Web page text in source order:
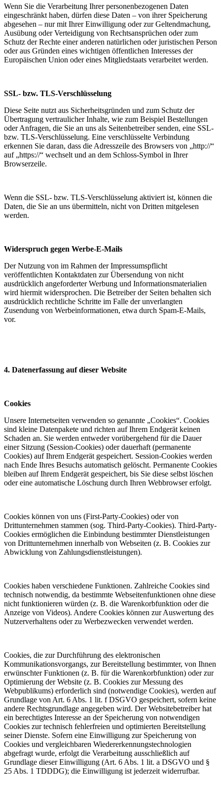
Wenn Sie die Verarbeitung Ihrer personenbezogenen Daten
eingeschränkt haben, dürfen diese Daten – von ihrer Speicherung
abgesehen – nur mit Ihrer Einwilligung oder zur Geltendmachung,
Ausübung oder Verteidigung von Rechtsansprüchen oder zum
Schutz der Rechte einer anderen natürlichen oder juristischen Person
oder aus Gründen eines wichtigen öffentlichen Interesses der
Europäischen Union oder eines Mitgliedstaats verarbeitet werden.
SSL- bzw. TLS-Verschlüsselung
Diese Seite nutzt aus Sicherheitsgründen und zum Schutz der
Übertragung vertraulicher Inhalte, wie zum Beispiel Bestellungen
oder Anfragen, die Sie an uns als Seitenbetreiber senden, eine SSL-
bzw. TLS-Verschlüsselung. Eine verschlüsselte Verbindung
erkennen Sie daran, dass die Adresszeile des Browsers von „http://“
auf „https://“ wechselt und an dem Schloss-Symbol in Ihrer
Browserzeile.
Wenn die SSL- bzw. TLS-Verschlüsselung aktiviert ist, können die
Daten, die Sie an uns übermitteln, nicht von Dritten mitgelesen
werden.
Widerspruch gegen Werbe-E-Mails
Der Nutzung von im Rahmen der Impressumspflicht
veröffentlichten Kontaktdaten zur Übersendung von nicht
ausdrücklich angeforderter Werbung und Informationsmaterialien
wird hiermit widersprochen. Die Betreiber der Seiten behalten sich
ausdrücklich rechtliche Schritte im Falle der unverlangten
Zusendung von Werbeinformationen, etwa durch Spam-E-Mails,
vor.
4. Datenerfassung auf dieser Website
Cookies
Unsere Internetseiten verwenden so genannte „Cookies“. Cookies
sind kleine Datenpakete und richten auf Ihrem Endgerät keinen
Schaden an. Sie werden entweder vorübergehend für die Dauer
einer Sitzung (Session-Cookies) oder dauerhaft (permanente
Cookies) auf Ihrem Endgerät gespeichert. Session-Cookies werden
nach Ende Ihres Besuchs automatisch gelöscht. Permanente Cookies
bleiben auf Ihrem Endgerät gespeichert, bis Sie diese selbst löschen
oder eine automatische Löschung durch Ihren Webbrowser erfolgt.
Cookies können von uns (First-Party-Cookies) oder von
Drittunternehmen stammen (sog. Third-Party-Cookies). Third-Party-
Cookies ermöglichen die Einbindung bestimmter Dienstleistungen
von Drittunternehmen innerhalb von Webseiten (z. B. Cookies zur
Abwicklung von Zahlungsdienstleistungen).
Cookies haben verschiedene Funktionen. Zahlreiche Cookies sind
technisch notwendig, da bestimmte Webseitenfunktionen ohne diese
nicht funktionieren würden (z. B. die Warenkorbfunktion oder die
Anzeige von Videos). Andere Cookies können zur Auswertung des
Nutzerverhaltens oder zu Werbezwecken verwendet werden.
Cookies, die zur Durchführung des elektronischen
Kommunikationsvorgangs, zur Bereitstellung bestimmter, von Ihnen
erwünschter Funktionen (z. B. für die Warenkorbfunktion) oder zur
Optimierung der Website (z. B. Cookies zur Messung des
Webpublikums) erforderlich sind (notwendige Cookies), werden auf
Grundlage von Art. 6 Abs. 1 lit. f DSGVO gespeichert, sofern keine
andere Rechtsgrundlage angegeben wird. Der Websitebetreiber hat
ein berechtigtes Interesse an der Speicherung von notwendigen
Cookies zur technisch fehlerfreien und optimierten Bereitstellung
seiner Dienste. Sofern eine Einwilligung zur Speicherung von
Cookies und vergleichbaren Wiedererkennungstechnologien
abgefragt wurde, erfolgt die Verarbeitung ausschließlich auf
Grundlage dieser Einwilligung (Art. 6 Abs. 1 lit. a DSGVO und §
25 Abs. 1 TDDDG); die Einwilligung ist jederzeit widerrufbar.